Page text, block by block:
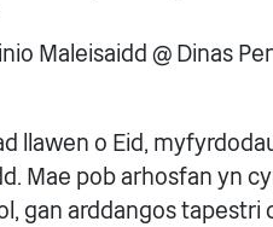
Maleisaidd @ Dinas
llawen o Eid,
Mae pob arhosfan yn
gan arddangos tapestri